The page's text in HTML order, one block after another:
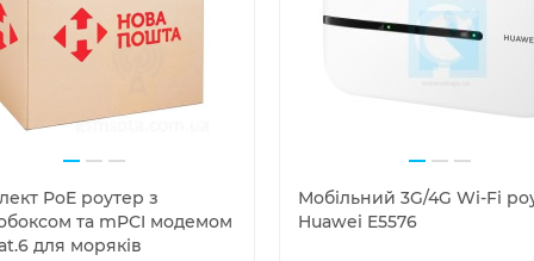
PoE роутер з
та mPCI модемом
для моряків
Мобільний 3G/4G Wi-Fi
Huawei E5576